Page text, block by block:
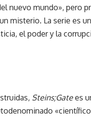
nuevo mundo», pero
misterio. La serie es
el poder y la
Steins;Gatees